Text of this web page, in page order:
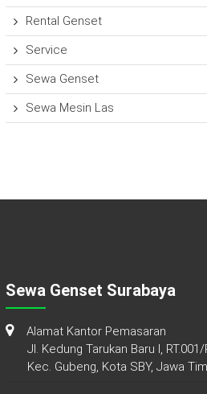
Rental Genset
Service
Sewa Genset
Sewa Mesin Las
Sewa Genset Surabaya
Alamat Kantor Pemasaran
Jl. Kedung Tarukan Baru I, RT.001/
Kec. Gubeng, Kota SBY, Jawa